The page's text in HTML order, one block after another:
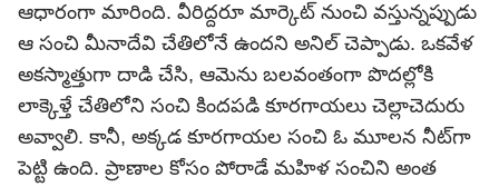
ఆధారంగా మారింది. వీరిద్దరూ మార్కెట్ నుంచి వస్తున్నప్పుడు
ఆ సంచి మీనాదేవి చేతిలోనే ఉందని అనిల్ చెప్పాడు. ఒకవేళ
అకస్మాత్తుగా దాడి చేసి, ఆమెను బలవంతంగా పొదల్లోకి
లాక్కెళ్తే చేతిలోని సంచి కిందపడి కూరగాయలు చెల్లాచెదురు
అవ్వాలి. కానీ, అక్కడ కూరగాయల సంచి ఓ మూలన నీట్‌గా
పెట్టి ఉంది. ప్రాణాల కోసం పోరాడే మహిళ సంచిని అంత